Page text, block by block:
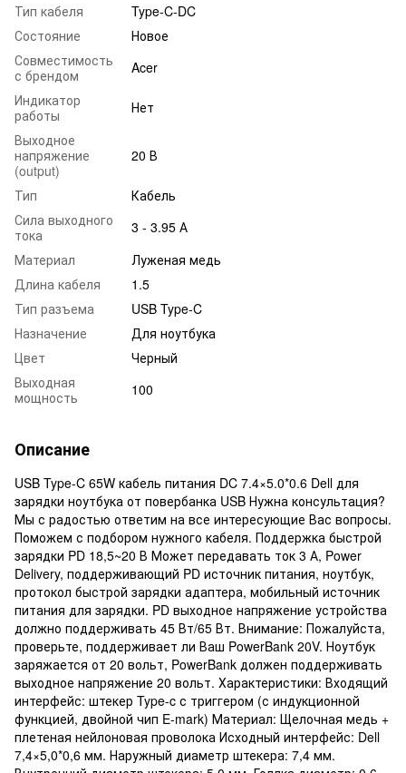
Тип кабеля
Type-C-DC
Состояние
Новое
Совместимость
с брендом
Acer
Индикатор
работы
Нет
Выходное
напряжение
(output)
20 В
Тип
Кабель
Сила выходного
тока
3 - 3.95 А
Материал
Луженая медь
Длина кабеля
1.5
Тип разъема
USB Type-C
Назначение
Для ноутбука
Цвет
Черный
Выходная
мощность
100
Описание
USB Type-C 65W кабель питания DC 7.4×5.0*0.6 Dell для
зарядки ноутбука от повербанка USB Нужна консультация?
Мы с радостью ответим на все интересующие Вас вопросы.
Поможем с подбором нужного кабеля. Поддержка быстрой
зарядки PD 18,5~20 В Может передавать ток 3 А, Power
Delivery, поддерживающий PD источник питания, ноутбук,
протокол быстрой зарядки адаптера, мобильный источник
питания для зарядки. PD выходное напряжение устройства
должно поддерживать 45 Вт/65 Вт. Внимание: Пожалуйста,
проверьте, поддерживает ли Ваш PowerBank 20V. Ноутбук
заряжается от 20 вольт, PowerBank должен поддерживать
выходное напряжение 20 вольт. Характеристики: Входящий
интерфейс: штекер Type-c с триггером (с индукционной
функцией, двойной чип E-mark) Материал: Щелочная медь +
плетеная нейлоновая проволока Исходный интерфейс: Dell
7,4×5,0*0,6 мм. Наружный диаметр штекера: 7,4 мм.